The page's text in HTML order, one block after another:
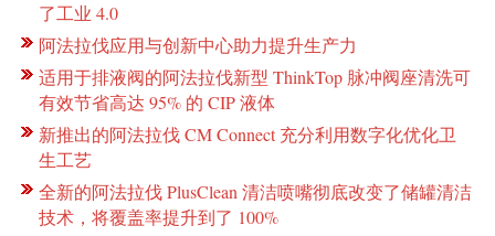
了工业 4.0
阿法拉伐应用与创新中心助力提升生产力
适用于排液阀的阿法拉伐新型 ThinkTop 脉冲阀座清洗可
有效节省高达 95% 的 CIP 液体
新推出的阿法拉伐 CM Connect 充分利用数字化优化卫
生工艺
全新的阿法拉伐 PlusClean 清洁喷嘴彻底改变了储罐清洁
技术，将覆盖率提升到了 100%